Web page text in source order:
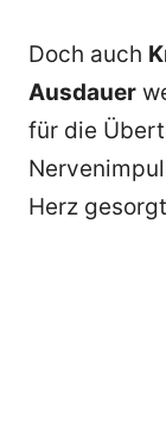
Doch auch
Ausdauer
für die
Herz